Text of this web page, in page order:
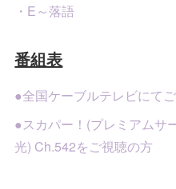
・E～落語
番組表
●全国ケーブルテレビにて
●スカパー！(プレミアムサ
光) Ch.542をご視聴の方